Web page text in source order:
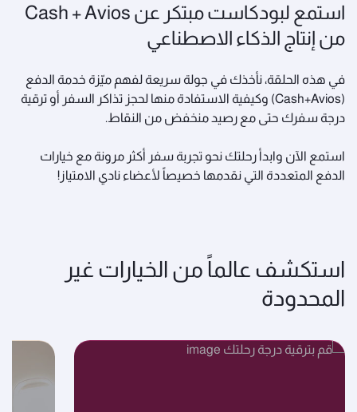
استمع لبودكاست مبتكر عن Cash + Avios
من إنتاج الذكاء الاصطناعي
في هذه الحلقة، نأخذك في جولة سريعة لفهم ميّزة خدمة الدفع
(Cash+Avios) وكيفية الاستفادة منها لحجز تذاكر السفر أو ترقية
درجة سفرك حتى مع رصيد منخفض من النقاط.
استمع الآن وابدأ رحلتك نحو تجربة سفر أكثر مرونة مع خيارات
الدفع المتعددة التي نقدمها خصيصاً لأعضاء نادي الامتياز!
استكشف عالماً من الخيارات غير
المحدودة